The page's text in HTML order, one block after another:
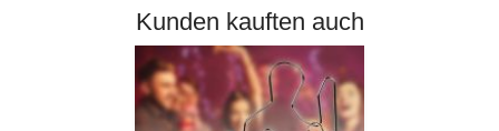
Kunden kauften auch